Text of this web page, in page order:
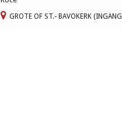
GROTE OF ST.- BAVOKERK (INGANG